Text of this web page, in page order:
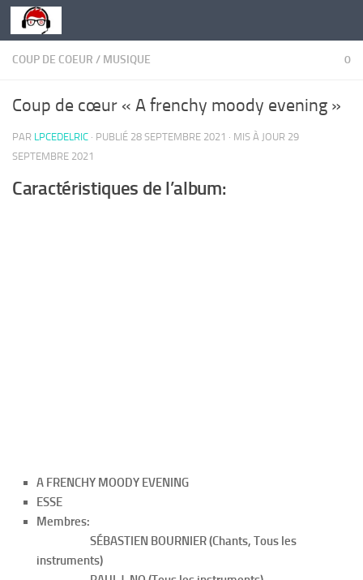
Skip to content
COUP DE COEUR / MUSIQUE 0
Coup de cœur « A frenchy moody evening »
PAR LPCEDELRIC · PUBLIÉ 28 SEPTEMBRE 2021 · MIS À JOUR 29
SEPTEMBRE 2021
Caractéristiques de l’album:
A FRENCHY MOODY EVENING
ESSE
Membres:
SÉBASTIEN BOURNIER (Chants, Tous les
instruments)